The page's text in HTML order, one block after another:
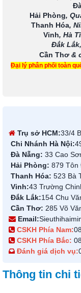
Hải Phòng,
Thanh Hóa,
Vinh, Hà
Đắk
Cần Thơ &
Đại lý phân phối toàn
Trụ sở HCM:33/4
Chi Nhánh Hà Nội:
Đà Nẵng: 33 Cao
Hải Phòng: 879 Tôn
Thanh Hóa: 523 Bà
Vinh:43 Trường
Đắk Lắk:154 Chu
Cần Thơ: 285 Võ
Email:
CSKH Phía Nam:
CSKH Phía Bắc:
Đánh giá dịch vụ:
Thông tin chi